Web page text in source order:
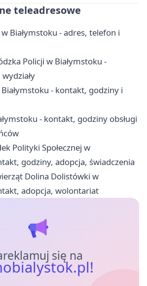
teleadresowe
Białymstoku - adres, telefon i
Policji w Białymstoku -
- kontakt, godziny i
- kontakt, godziny obsługi
Polityki Społecznej w
godziny, adopcja, świadczenia
Dolina Dolistówki w
adopcja, wolontariat
się na